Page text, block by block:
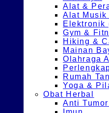
Alat &
Alat Musik
Elektronik
Gym &
Hiking &
Mainan
Olahraga
Rumah
Yoga &
Obat Herbal
Anti